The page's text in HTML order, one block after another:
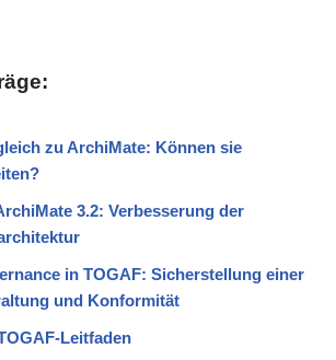
zu ArchiMate: Können sie
3.2: Verbesserung der
in TOGAF: Sicherstellung einer
und Konformität
Leitfaden